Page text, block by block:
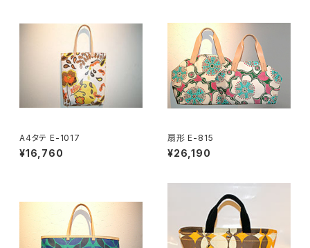
A4タテ E-1017
¥16,760
扇形 E-815
¥26,190